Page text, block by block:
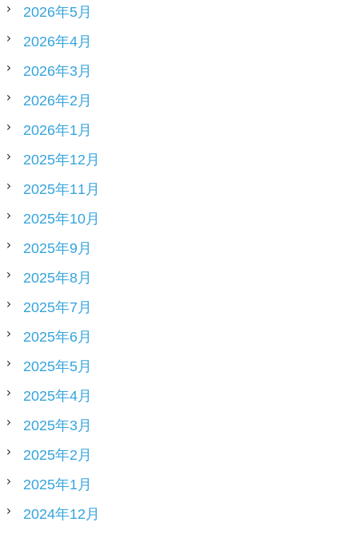
2026年5月
2026年4月
2026年3月
2026年2月
2026年1月
2025年12月
2025年11月
2025年10月
2025年9月
2025年8月
2025年7月
2025年6月
2025年5月
2025年4月
2025年3月
2025年2月
2025年1月
2024年12月